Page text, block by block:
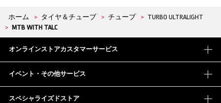
ホーム > タイヤ＆チューブ > チューブ > TURBO ULTRALIGHT
> MTB WITH TALC
オンラインストアカスタマーサービス
イベント・その他サービス
スペシャライズドストア